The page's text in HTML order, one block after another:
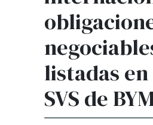
listadas
SVS de